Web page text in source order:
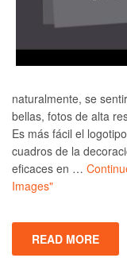
naturalmente, se
bellas, fotos de alta
Es más fácil el
cuadros de la
eficaces en …
Images"
READ MORE